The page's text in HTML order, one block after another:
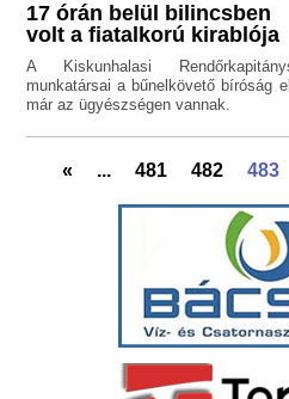
17 órán belül bilincsben
volt a fiatalkorú kirablója
A Kiskunhalasi
munkatársai a bűnelkövető bíróság
már az ügyészségen vannak.
« ... 481 482 483